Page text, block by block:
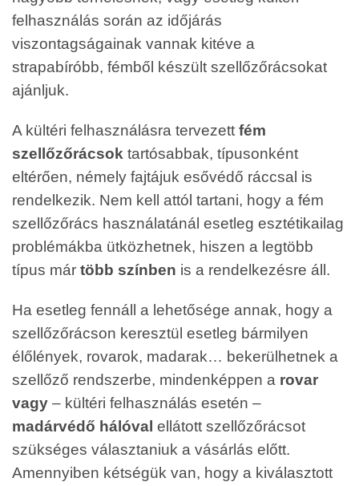
felhasználás során az időjárás
viszontagságainak vannak kitéve a
strapabíróbb, fémből készült szellőzőrácsokat
ajánljuk.
A kültéri felhasználásra tervezett fém
szellőzőrácsok tartósabbak, típusonként
eltérően, némely fajtájuk esővédő ráccsal is
rendelkezik. Nem kell attól tartani, hogy a fém
szellőzőrács használatánál esetleg esztétikailag
problémákba ütközhetnek, hiszen a legtöbb
típus már több színben is a rendelkezésre áll.
Ha esetleg fennáll a lehetősége annak, hogy a
szellőzőrácson keresztül esetleg bármilyen
élőlények, rovarok, madarak… bekerülhetnek a
szellőző rendszerbe, mindenképpen a rovar
vagy – kültéri felhasználás esetén –
madárvédő hálóval ellátott szellőzőrácsot
szükséges választaniuk a vásárlás előtt.
Amennyiben kétségük van, hogy a kiválasztott